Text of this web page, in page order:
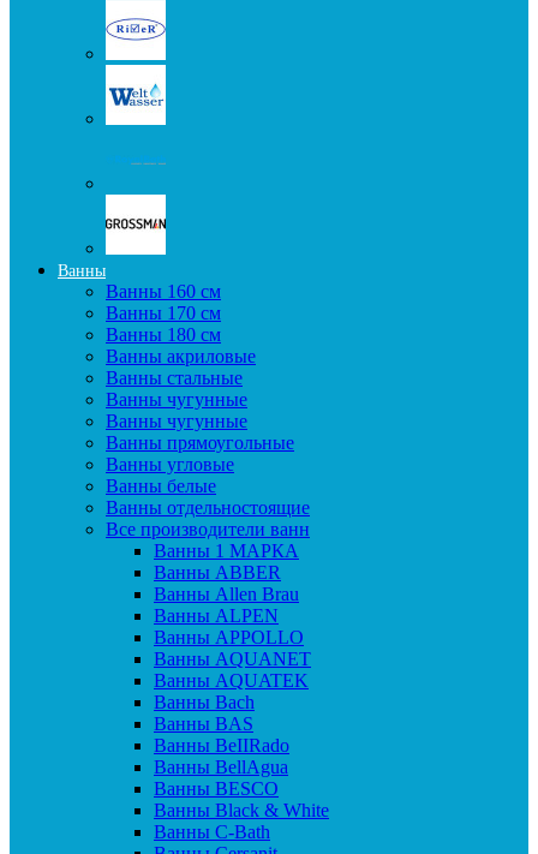
Ванны
Ванны 160 см
Ванны 170 см
Ванны 180 см
Ванны акриловые
Ванны стальные
Ванны чугунные
Ванны чугунные
Ванны прямоугольные
Ванны угловые
Ванны белые
Ванны отдельностоящие
Все производители ванн
Ванны 1 МАРКА
Ванны ABBER
Ванны Allen Brau
Ванны ALPEN
Ванны APPOLLO
Ванны AQUANET
Ванны AQUATEK
Ванны Bach
Ванны BAS
Ванны BeIIRado
Ванны BellAgua
Ванны BESCO
Ванны Black & White
Ванны C-Bath